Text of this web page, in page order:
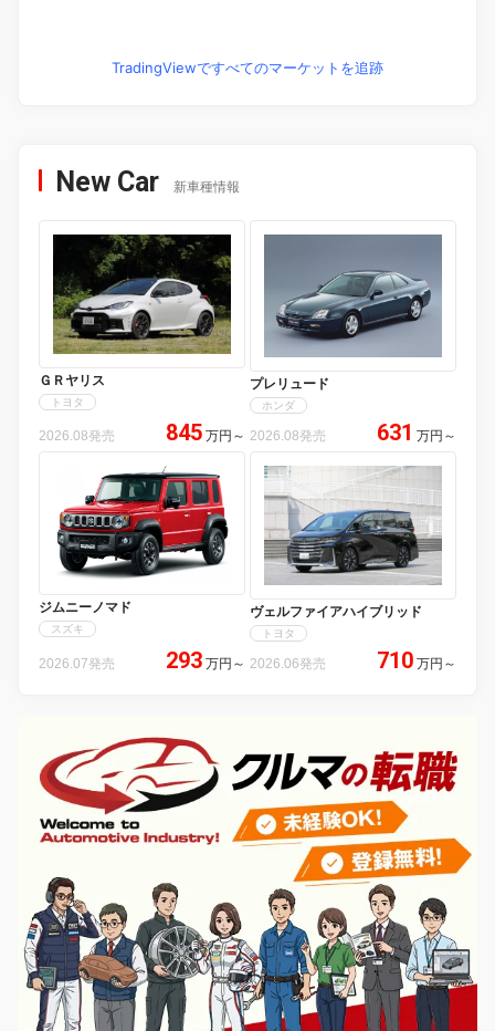
TradingViewですべてのマーケットを追跡
New Car 新車種情報
ＧＲヤリス
トヨタ
2026.08発売 845 万円 ～
プレリュード
ホンダ
2026.08発売 631 万円 ～
ジムニーノマド
スズキ
2026.07発売 293 万円 ～
ヴェルファイアハイブリッド
トヨタ
2026.06発売 710 万円 ～